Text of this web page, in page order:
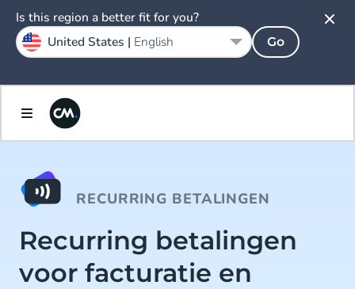
RECURRING BETALINGEN
Recurring betalingen
voor facturatie en
Is this region a better fit for you?
United States | English Go